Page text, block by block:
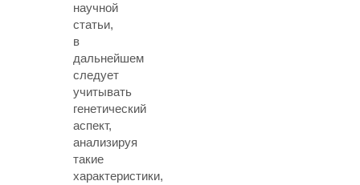
научной
статьи,
в
дальнейшем
следует
учитывать
генетический
аспект,
анализируя
такие
характеристики,